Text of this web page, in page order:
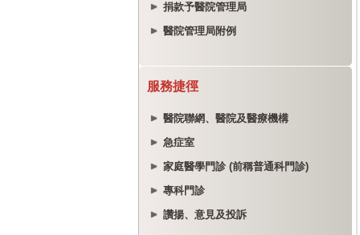
捐款予醫院管理局
醫院管理局附例
服務捷徑
醫院聯網、醫院及醫療機構
急症室
家庭醫學門診 (前稱普通科門診)
專科門診
讚揚、意見及投訴